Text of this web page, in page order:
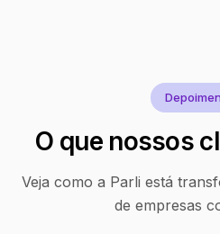
O que nossos
Veja como a Parli está
de empresas